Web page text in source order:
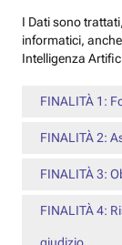
I Dati sono
informatici,
Intelligenza
FINALITÀ 1:
FINALITÀ 2:
FINALITÀ 3:
FINALITÀ 4: